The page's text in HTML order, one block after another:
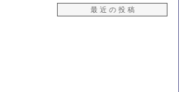
最 近 の 投 稿